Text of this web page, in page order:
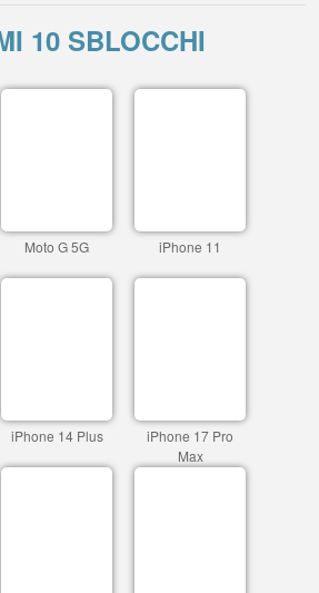
10 SBLOCCHI
Moto G 5G iPhone 11
iPhone 14 Plus
iPhone 17 Pro
Max